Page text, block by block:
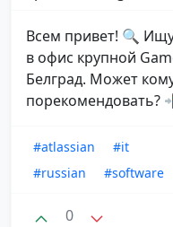
Всем привет! 🔍
в офис крупной
Белград. Может
порекомендовать?
#atlassian
#it
#russian
#software
0